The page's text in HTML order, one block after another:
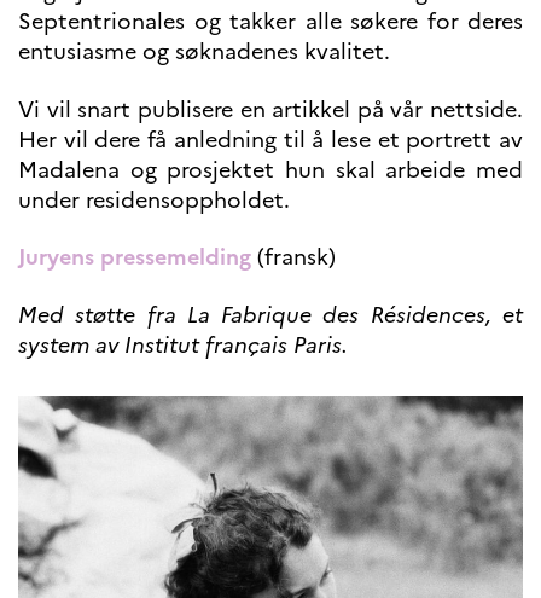
Studere i Frankrike
Campus France Norge på reise i
Studere i Norge
Doktorgrader og
postdoktorstillinger i
Frankrike
Studiestipender
French+Hospitality
Testimonials
Studenthistorier
For institusjoner
France Alumni
VITENSKAP OG
FORSKNING
Cooperation
programs
Åsgard
PHC Aurora
Åsgard Horizon
Septentrionales og takker alle søkere for deres
entusiasme og søknadenes kvalitet.
Vi vil snart publisere en artikkel på vår nettside.
Her vil dere få anledning til å lese et portrett av
Madalena og prosjektet hun skal arbeide med
under residensoppholdet.
Juryens pressemelding(fransk)
Med støtte fra La Fabrique des Résidences, et
system av Institut français Paris.